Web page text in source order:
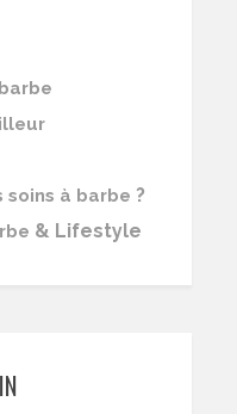
soins à barbe ?
& Lifestyle